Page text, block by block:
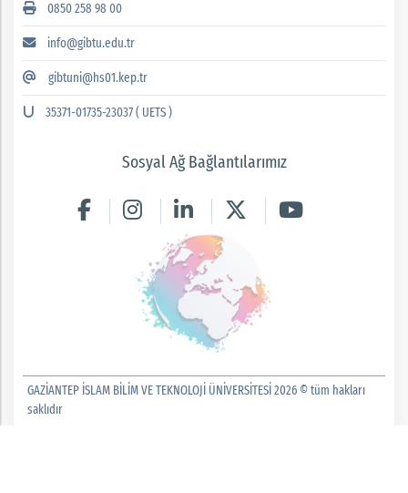
0850 258 98 00
info@gibtu.edu.tr
gibtuni@hs01.kep.tr
35371-01735-23037 ( UETS )
Sosyal Ağ Bağlantılarımız
GAZİANTEP İSLAM BİLİM VE TEKNOLOJİ ÜNİVERSİTESİ 2026 © tüm hakları
saklıdır